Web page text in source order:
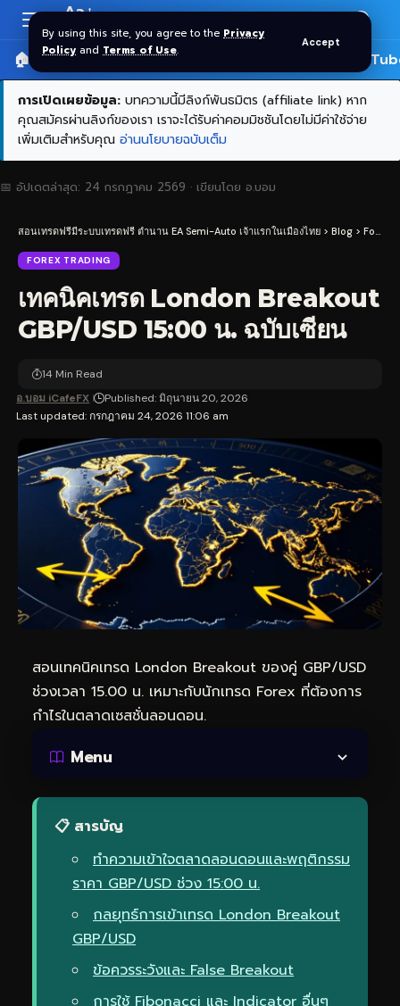
By using this site, you agree to the Privacy
Policy and Terms of Use.
Accept
Resizer
Aa
🏠 หน้าแรก ราคาทอง SPDR 🎬
การเปิดเผยข้อมูล: บทความนี้มีลิงก์พันธมิตร (affiliate link) หาก
คุณสมัครผ่านลิงก์ของเรา เราจะได้รับค่าคอมมิชชันโดยไม่มีค่าใช้จ่าย
เพิ่มเติมสำหรับคุณ อ่านนโยบายฉบับเต็ม
📅 อัปเดตล่าสุด: 24 กรกฎาคม 2569 · เขียนโดย อ.บอม
สอนเทรดฟรีมีระบบเทรดฟรี ตำนาน EA Semi-Auto เจ้าแรกในเมืองไทย > Blog > Forex Trading
FOREX TRADING
เทคนิคเทรด London Breakout
GBP/USD 15:00 น. ฉบับเซียน
Last updated: กรกฎาคม 24, 2026 11:06 am
อ.บอม iCafeFX Published: มิถุนายน 20, 2026
14 Min Read
สอนเทคนิคเทรด London Breakout ของคู่ GBP/USD
ช่วงเวลา 15.00 น. เหมาะกับนักเทรด Forex ที่ต้องการ
กำไรในตลาดเซสชั่นลอนดอน.
Menu
📋 สารบัญ
ทำความเข้าใจตลาดลอนดอนและพฤติกรรม
ราคา GBP/USD ช่วง 15:00 น.
กลยุทธ์การเข้าเทรด London Breakout
GBP/USD
ข้อควรระวังและ False Breakout